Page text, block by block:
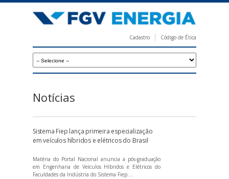
para
principal
V
r
i
Cadastro Código de Ética
Notícias
Sistema Fiep lança primeira especialização
em veículos híbridos e elétricos do Brasil
Matéria do Portal Nacional anuncia a pós-graduação
em Engenharia de Veículos Híbridos e Elétricos do
Faculdades da Indústria do Sistema Fiep....